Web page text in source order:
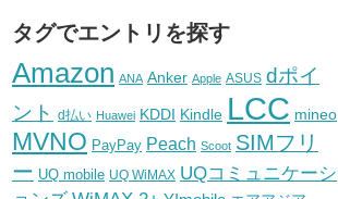
タグでエントリを探す
Amazon ANA Anker Apple ASUS dポイ
ント
d払い Huawei KDDI Kindle LCC mineo
MVNO PayPay Peach Scoot SIMフリ
ー UQ mobile UQ WiMAX UQコミュニケーシ